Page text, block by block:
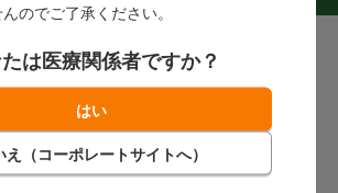
のでご了承ください。
は医療関係者ですか？
い合わせ
ご利用案内
支払方法
返品・交換について
て